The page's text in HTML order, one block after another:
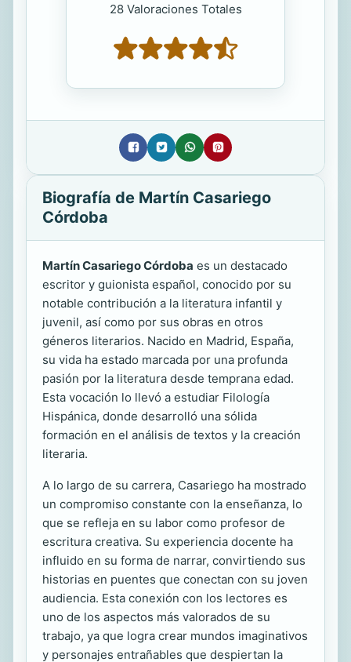
28 Valoraciones Totales
Biografía de Martín Casariego
Córdoba
Martín Casariego Córdoba es un destacado
escritor y guionista español, conocido por su
notable contribución a la literatura infantil y
juvenil, así como por sus obras en otros
géneros literarios. Nacido en Madrid, España,
su vida ha estado marcada por una profunda
pasión por la literatura desde temprana edad.
Esta vocación lo llevó a estudiar Filología
Hispánica, donde desarrolló una sólida
formación en el análisis de textos y la creación
literaria.
A lo largo de su carrera, Casariego ha mostrado
un compromiso constante con la enseñanza, lo
que se refleja en su labor como profesor de
escritura creativa. Su experiencia docente ha
influido en su forma de narrar, convirtiendo sus
historias en puentes que conectan con su joven
audiencia. Esta conexión con los lectores es
uno de los aspectos más valorados de su
trabajo, ya que logra crear mundos imaginativos
y personajes entrañables que despiertan la